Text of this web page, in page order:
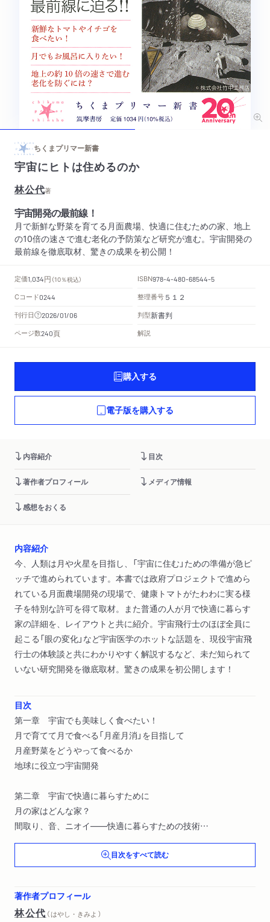
ちくまプリマー新書
宇宙にヒトは住めるのか
林公代著
宇宙開発の最前線！
月で新鮮な野菜を育てる月面農場、快適に住むための家、地上
の10倍の速さで進む老化の予防策など研究が進む。宇宙開発の
最前線を徹底取材、驚きの成果を初公開！
定価1,034円 （10％税込） ISBN978-4-480-68544-5
Cコード0244 整理番号 ５１２
刊行日 2026/01/06 判型新書判
ページ数240頁 解説
購入する
電子版を購入する
内容紹介 目次
著作者プロフィール メディア情報
感想をおくる
内容紹介
今、人類は月や火星を目指し、「宇宙に住む」ための準備が急ピ
ッチで進められています。本書では政府プロジェクトで進めら
れている月面農場開発の現場で、健康トマトがたわわに実る様
子を特別な許可を得て取材。また普通の人が月で快適に暮らす
家の詳細を、レイアウトと共に紹介。宇宙飛行士のほぼ全員に
起こる「眼の変化」など宇宙医学のホットな話題を、現役宇宙飛
行士の体験談と共にわかりやすく解説するなど、未だ知られて
いない研究開発を徹底取材。驚きの成果を初公開します！
目次
第一章 宇宙でも美味しく食べたい！
月で育てて月で食べる「月産月消」を目指して
月産野菜をどうやって食べるか
地球に役立つ宇宙開発
第二章 宇宙で快適に暮らすために
月の家はどんな家？
間取り、音、ニオイ――快適に暮らすための技術
宇宙建築の未来
第三章 宇宙に行くとどうなる？
私たちは宇宙に行けるのか
目次をすべて読む
著作者プロフィール
林公代 （ はやし・きみよ ）